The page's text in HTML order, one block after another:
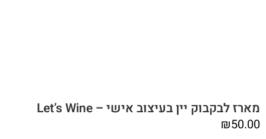
מארז לבקבוק יין בעיצוב אישי – Let’s Wine
₪50.00